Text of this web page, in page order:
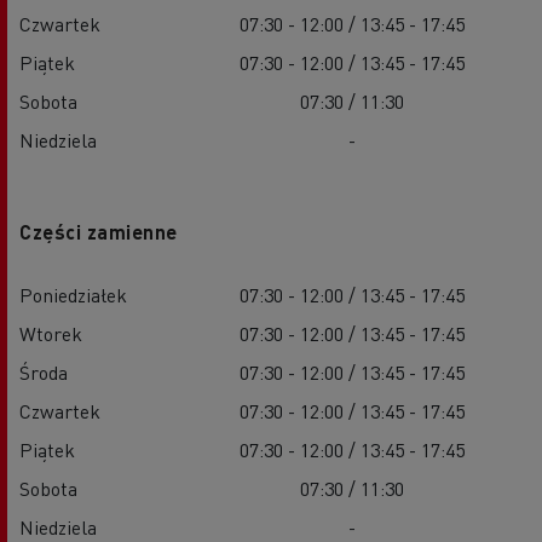
Czwartek
07:30 - 12:00 / 13:45 - 17:45
Piątek
07:30 - 12:00 / 13:45 - 17:45
Sobota
07:30 / 11:30
Niedziela
-
Części zamienne
Poniedziałek
07:30 - 12:00 / 13:45 - 17:45
Wtorek
07:30 - 12:00 / 13:45 - 17:45
Środa
07:30 - 12:00 / 13:45 - 17:45
Czwartek
07:30 - 12:00 / 13:45 - 17:45
Piątek
07:30 - 12:00 / 13:45 - 17:45
Sobota
07:30 / 11:30
Niedziela
-